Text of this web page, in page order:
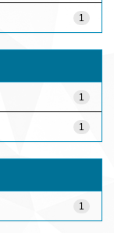
1
1
1
1